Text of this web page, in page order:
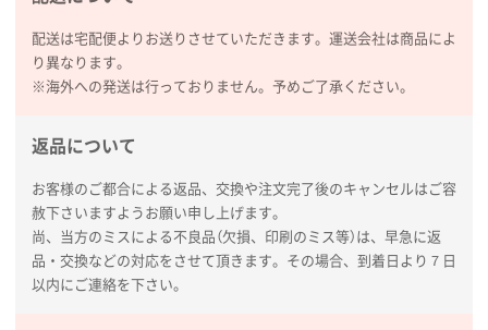
配送は宅配便よりお送りさせていただきます。運送会社は商品によ
り異なります。
※海外への発送は行っておりません。予めご了承ください。
返品について
お客様のご都合による返品、交換や注文完了後のキャンセルはご容
赦下さいますようお願い申し上げます。
尚、当方のミスによる不良品（欠損、印刷のミス等）は、早急に返
品・交換などの対応をさせて頂きます。その場合、到着日より７日
以内にご連絡を下さい。